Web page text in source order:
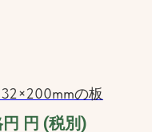
の板
円 (税別)